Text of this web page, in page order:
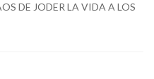
DE JODER LA VIDA A LOS